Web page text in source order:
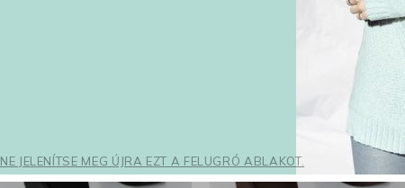
NE JELENÍTSE MEG ÚJRA EZT A FELUGRÓ ABLAKOT.